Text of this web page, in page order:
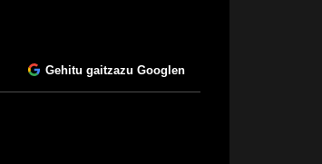
Gehitu gaitzazu Googlen